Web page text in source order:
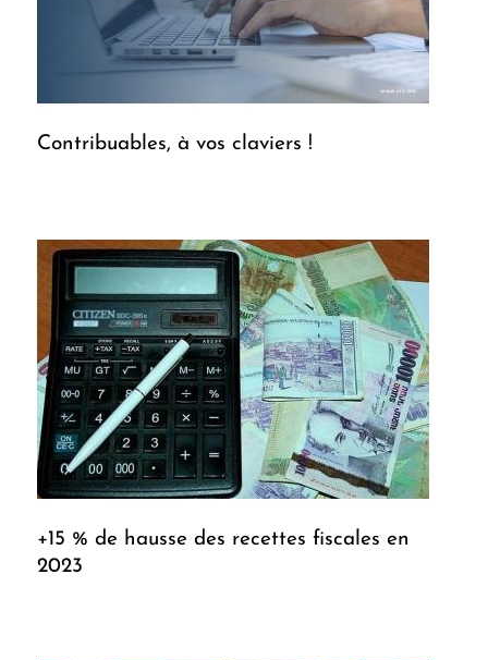
Contribuables, à vos claviers !
+15 % de hausse des recettes fiscales en
2023